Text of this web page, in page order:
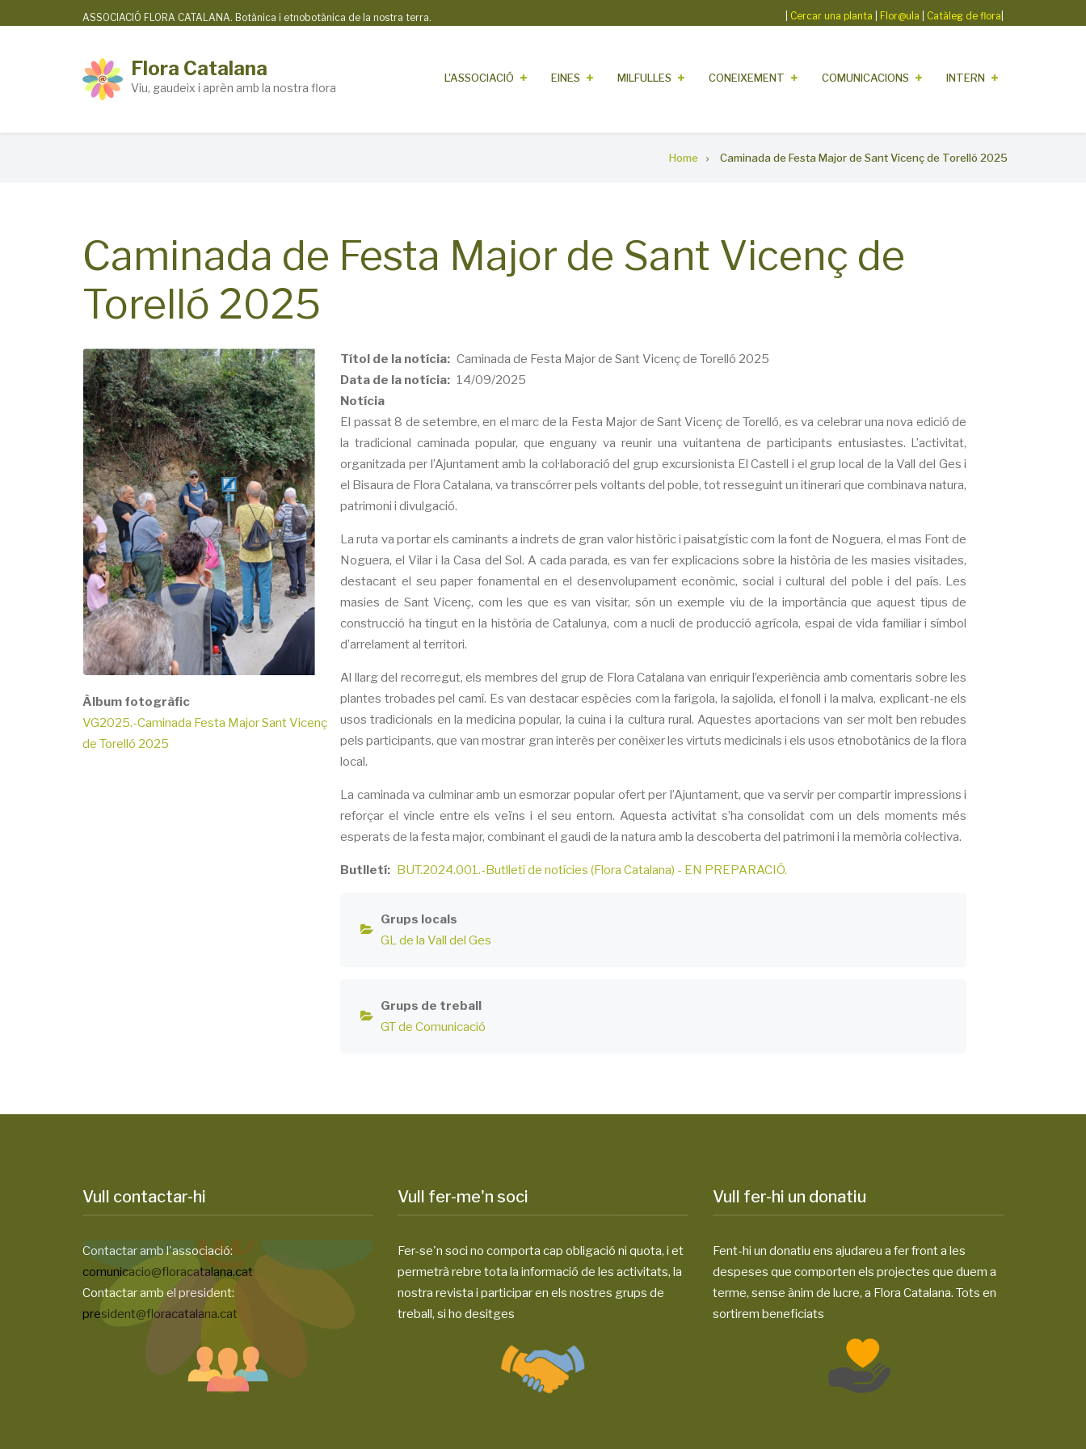
ASSOCIACIÓ FLORA CATALANA. Botànica i etnobotànica de la nostra terra. Cercar una planta Flor@ula Catàleg de flora
Flora Catalana
Viu, gaudeix i aprèn amb la nostra flora
L'ASSOCIACIÓ EINES MILFULLES CONEIXEMENT COMUNICACIONS INTERN
Home Caminada de Festa Major de Sant Vicenç de Torelló 2025
Caminada de Festa Major de Sant Vicenç de
Torelló 2025
Àlbum fotogràfic
VG2025.-Caminada Festa Major Sant Vicenç
de Torelló 2025
Títol de la notícia
Caminada de Festa Major de Sant Vicenç de Torelló 2025
Data de la notícia
14/09/2025
Notícia
El passat 8 de setembre, en el marc de la Festa Major de Sant Vicenç de Torelló, es va celebrar una nova edició de
la tradicional caminada popular, que enguany va reunir una vuitantena de participants entusiastes. L’activitat,
organitzada per l’Ajuntament amb la col·laboració del grup excursionista El Castell i el grup local de la Vall del Ges i
el Bisaura de Flora Catalana, va transcórrer pels voltants del poble, tot resseguint un itinerari que combinava natura,
patrimoni i divulgació.
La ruta va portar els caminants a indrets de gran valor històric i paisatgístic com la font de Noguera, el mas Font de
Noguera, el Vilar i la Casa del Sol. A cada parada, es van fer explicacions sobre la història de les masies visitades,
destacant el seu paper fonamental en el desenvolupament econòmic, social i cultural del poble i del país. Les
masies de Sant Vicenç, com les que es van visitar, són un exemple viu de la importància que aquest tipus de
construcció ha tingut en la història de Catalunya, com a nucli de producció agrícola, espai de vida familiar i símbol
d’arrelament al territori.
Al llarg del recorregut, els membres del grup de Flora Catalana van enriquir l’experiència amb comentaris sobre les
plantes trobades pel camí. Es van destacar espècies com la farigola, la sajolida, el fonoll i la malva, explicant-ne els
usos tradicionals en la medicina popular, la cuina i la cultura rural. Aquestes aportacions van ser molt ben rebudes
pels participants, que van mostrar gran interès per conèixer les virtuts medicinals i els usos etnobotànics de la flora
local.
La caminada va culminar amb un esmorzar popular ofert per l’Ajuntament, que va servir per compartir impressions i
reforçar el vincle entre els veïns i el seu entorn. Aquesta activitat s’ha consolidat com un dels moments més
esperats de la festa major, combinant el gaudi de la natura amb la descoberta del patrimoni i la memòria col·lectiva.
Butlletí BUT.2024.001.-Butlletí de notícies (Flora Catalana) - EN PREPARACIÓ.
Grups locals
GL de la Vall del Ges
Grups de treball
GT de Comunicació
Vull contactar-hi
Contactar amb l'associació:
comunicacio@floracatalana.cat
Contactar amb el president:
president@floracatalana.cat
Vull fer-me'n soci
Fer-se'n soci no comporta cap obligació ni quota, i et
permetrà rebre tota la informació de les activitats, la
nostra revista i participar en els nostres grups de
treball, si ho desitges
Vull fer-hi un donatiu
Fent-hi un donatiu ens ajudareu a fer front a les
despeses que comporten els projectes que duem a
terme, sense ànim de lucre, a Flora Catalana. Tots en
sortirem beneficiats